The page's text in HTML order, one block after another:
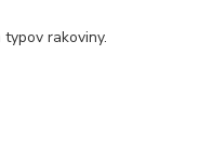
rakoviny.